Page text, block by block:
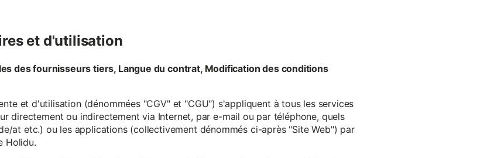
et d'utilisation
des fournisseurs tiers, Langue du contrat, Modification des conditions
et d'utilisation (dénommées "CGV" et "CGU") s'appliquent à tous les services
directement ou indirectement via Internet, par e-mail ou par téléphone, quels
at etc.) ou les applications (collectivement dénommés ci-après "Site Web") par
Holidu.